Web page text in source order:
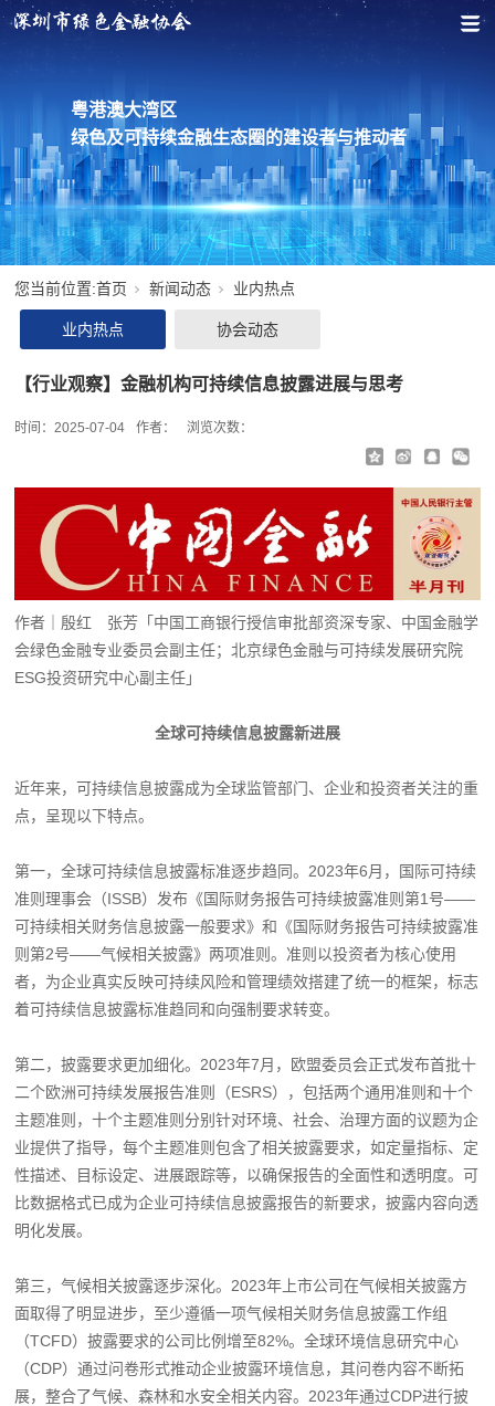
粤港澳大湾区
绿色及可持续金融生态圈的建设者与推动者
您当前位置:首页 新闻动态 业内热点
业内热点 协会动态
【行业观察】金融机构可持续信息披露进展与思考
时间： 2025-07-04 作者： 浏览次数：
作者｜殷红 张芳「中国工商银行授信审批部资深专家、中国金融学
会绿色金融专业委员会副主任；北京绿色金融与可持续发展研究院
ESG投资研究中心副主任」
全球可持续信息披露新进展
近年来，可持续信息披露成为全球监管部门、企业和投资者关注的重
点，呈现以下特点。
第一，全球可持续信息披露标准逐步趋同。2023年6月，国际可持续
准则理事会（ISSB）发布《国际财务报告可持续披露准则第1号——
可持续相关财务信息披露一般要求》和《国际财务报告可持续披露准
则第2号——气候相关披露》两项准则。准则以投资者为核心使用
者，为企业真实反映可持续风险和管理绩效搭建了统一的框架，标志
着可持续信息披露标准趋同和向强制要求转变。
第二，披露要求更加细化。2023年7月，欧盟委员会正式发布首批十
二个欧洲可持续发展报告准则（ESRS），包括两个通用准则和十个
主题准则，十个主题准则分别针对环境、社会、治理方面的议题为企
业提供了指导，每个主题准则包含了相关披露要求，如定量指标、定
性描述、目标设定、进展跟踪等，以确保报告的全面性和透明度。可
比数据格式已成为企业可持续信息披露报告的新要求，披露内容向透
明化发展。
第三，气候相关披露逐步深化。2023年上市公司在气候相关披露方
面取得了明显进步，至少遵循一项气候相关财务信息披露工作组
（TCFD）披露要求的公司比例增至82%。全球环境信息研究中心
（CDP）通过问卷形式推动企业披露环境信息，其问卷内容不断拓
展，整合了气候、森林和水安全相关内容。2023年通过CDP进行披